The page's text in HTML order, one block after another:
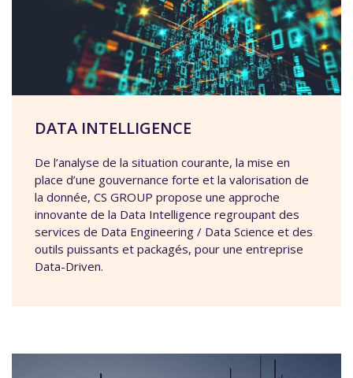
DATA INTELLIGENCE
De l’analyse de la situation courante, la mise en
place d’une gouvernance forte et la valorisation de
la donnée, CS GROUP propose une approche
innovante de la Data Intelligence regroupant des
services de Data Engineering / Data Science et des
outils puissants et packagés, pour une entreprise
Data-Driven.